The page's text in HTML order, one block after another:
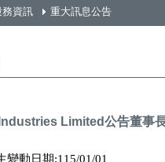
務資訊 重大訊息公告
Limited公告董事
變動日期:115/01/01